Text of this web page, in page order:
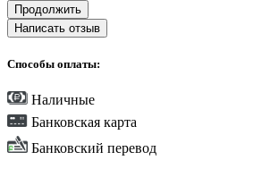
Продолжить
Написать отзыв
Способы оплаты:
Наличные
Банковская карта
Банковский перевод